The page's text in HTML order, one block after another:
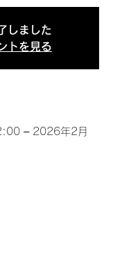
しました
トを見る
– 2026年2月